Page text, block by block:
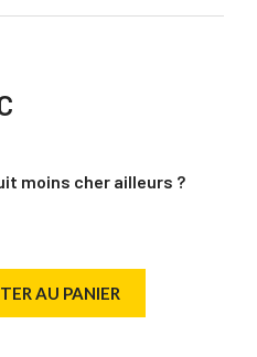
moins cher ailleurs ?
AU PANIER